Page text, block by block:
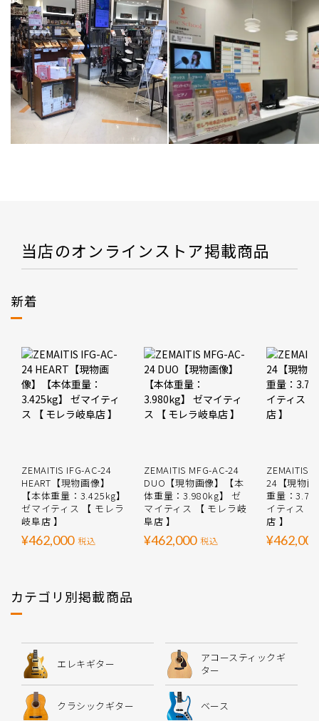
当店のオンラインストア掲載商品
新着
ZEMAITIS IFG-AC-24
HEART【現物画像】
【本体重量：3.425kg】
ゼマイティス 【 モレラ
岐阜店 】
¥462,000 税込
ZEMAITIS MFG-AC-24
DUO【現物画像】【本
体重量：3.980kg】 ゼ
マイティス 【 モレラ岐
阜店 】
¥462,000 税込
ZEMAITIS
24【現物
重量：
イティス
店 】
¥462,000
カテゴリ別掲載商品
エレキギター
アコースティックギ
ター
クラシックギター ベース